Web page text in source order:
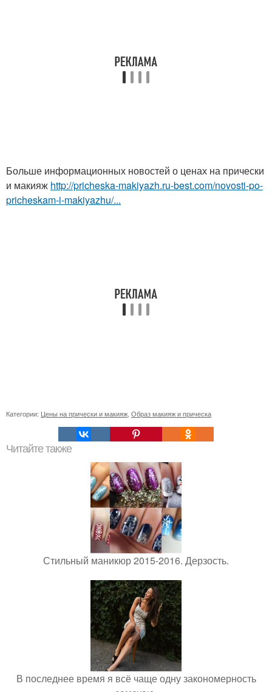
Больше информационных новостей о ценах на прически
и макияж http://pricheska-makiyazh.ru-best.com/novosti-po-
pricheskam-i-makiyazhu/...
Категории: Цены на прически и макияж, Образ макияж и прическа
Читайте также
Стильный маникюр 2015-2016. Дерзость.
В последнее время я всё чаще одну закономерность